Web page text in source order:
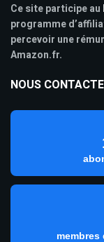
Ce site participe au
programme
percevoir une
Amazon.fr.
NOUS